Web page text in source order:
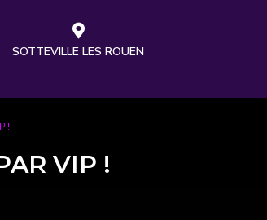
SOTTEVILLE LES ROUEN
!
VIP !